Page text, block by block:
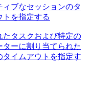
ィブなセッションのタ
トを指定する
たタスクおよび特定の
ターに割り当てられた
タイムアウトを指定す